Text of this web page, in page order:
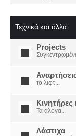
Τεχνικά και άλλα
Projects
το λιφτ...
Τα άλογα...
Λάστιχα